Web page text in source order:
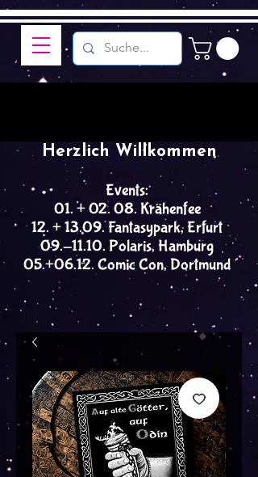
Events:
01. + 02. 08. Krähenfee
12. + 13.09. Fantasypark, Erfurt
09.-11.10. Polaris, Hamburg
05.+06.12. Comic Con, Dortmund
Herzlich Willkommen